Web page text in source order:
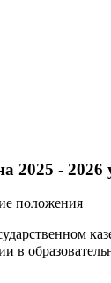
- 2026
положения